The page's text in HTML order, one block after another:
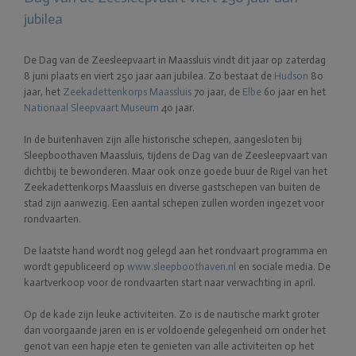
jubilea
De Dag van de Zeesleepvaart in Maassluis vindt dit jaar op zaterdag
8 juni plaats en viert 250 jaar aan jubilea. Zo bestaat de Hudson 80
jaar, het Zeekadettenkorps Maassluis 70 jaar, de Elbe 60 jaar en het
Nationaal Sleepvaart Museum 40 jaar.
In de buitenhaven zijn alle historische schepen​, ​aangesloten bij
Sleepboothaven Maassluis​, tijdens de Dag van de Zeesleepvaart van
dichtbij te bewonderen. Maar ook onze goede buur de Rigel van het
Zeekadettenkorps Maassluis en diverse gastschepen van buiten de
stad zijn aanwezig. Een aantal schepen zullen worden ingezet voor
rondvaarten.
De laatste hand wordt nog gelegd aan het rondvaart programma en
wordt gepubliceerd op www.sleepboothaven.nl​ en sociale media. De
kaartverkoop voor de rondvaarten start naar verwachting in april.
Op de kade zijn leuke activiteiten. Zo is de nautische markt groter
dan voorgaande jaren en is er voldoende gelegenheid om onder het
genot van een hapje eten te genieten van alle activiteiten op het